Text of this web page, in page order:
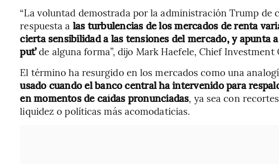
“La voluntad demostrada por la administración Trump de
respuesta a las turbulencias de los mercados de renta
cierta sensibilidad a las tensiones del mercado, y apunta
put’de alguna forma”, dijo Mark Haefele, Chief Investment
El término ha resurgido en los mercados como una
usado cuando el banco central ha intervenido para
en momentos de caídas pronunciadas, ya sea con
liquidez o políticas más acomodaticias.